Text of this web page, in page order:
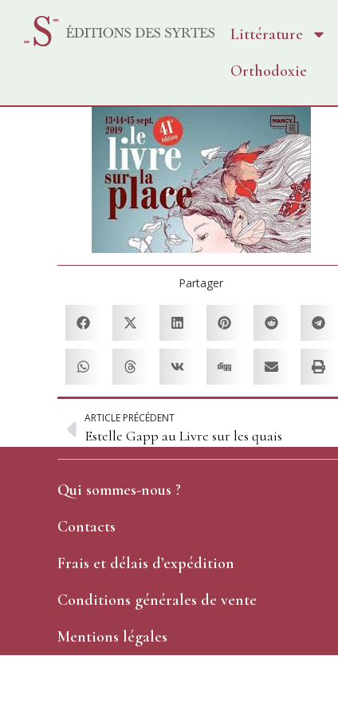
Littérature
Orthodoxie
Partager
ARTICLE PRÉCÉDENT
Estelle Gapp au Livre sur les quais
Qui sommes-nous ?
Contacts
Frais et délais d’expédition
Conditions générales de vente
Mentions légales